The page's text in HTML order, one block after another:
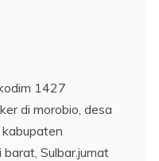
1427
di morobio, desa
Sulbar.jumat